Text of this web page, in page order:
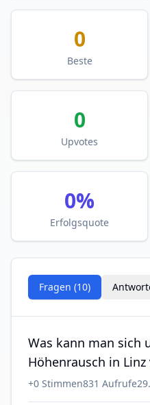
0
Beste
0
Upvotes
0%
Erfolgsquote
Fragen (10)
Was kann man sich
Höhenrausch in
+0 Stimmen831 Aufrufe